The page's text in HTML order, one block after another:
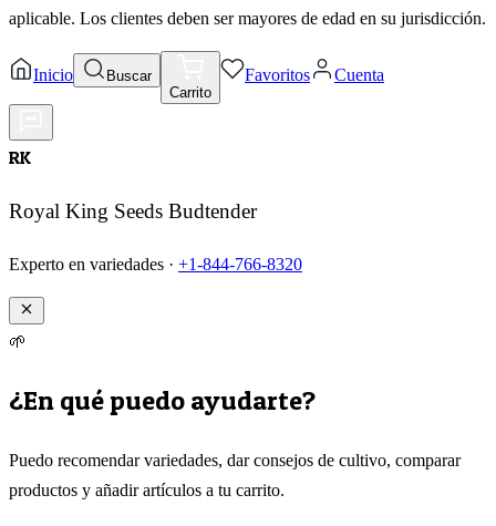
aplicable. Los clientes deben ser mayores de edad en su jurisdicción.
Inicio
Buscar
Carrito
Favoritos Cuenta
RK
Royal King Seeds Budtender
Experto en variedades · +1-844-766-8320
🌱
¿En qué puedo ayudarte?
Puedo recomendar variedades, dar consejos de cultivo, comparar
productos y añadir artículos a tu carrito.